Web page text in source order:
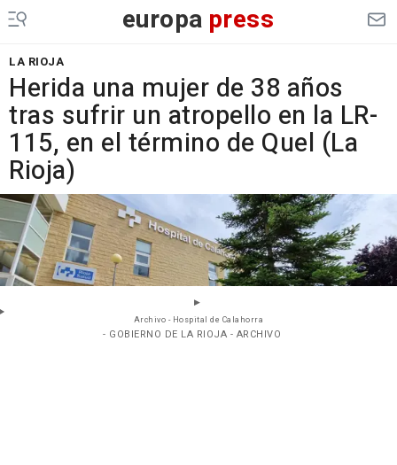
europa press
LA RIOJA
Herida una mujer de 38 años
tras sufrir un atropello en la LR-
115, en el término de Quel (La
Rioja)
Archivo - Hospital de Calahorra
- GOBIERNO DE LA RIOJA - ARCHIVO